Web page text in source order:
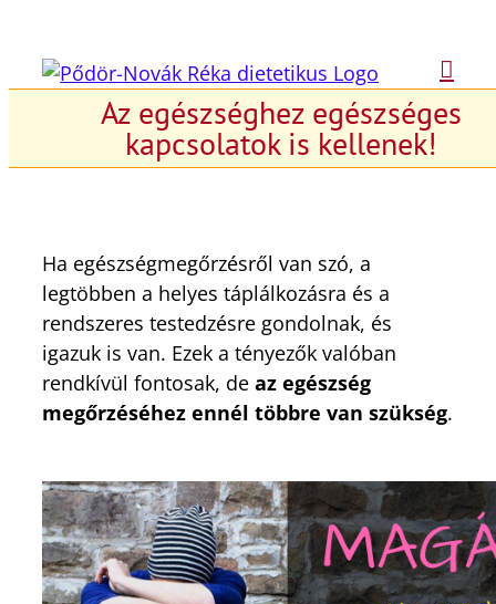
Az egészséghez egészséges
kapcsolatok is kellenek!
Ha egészségmegőrzésről van szó, a
legtöbben a helyes táplálkozásra és a
rendszeres testedzésre gondolnak, és
igazuk is van. Ezek a tényezők valóban
rendkívül fontosak, de az egészség
megőrzéséhez ennél többre van szükség.